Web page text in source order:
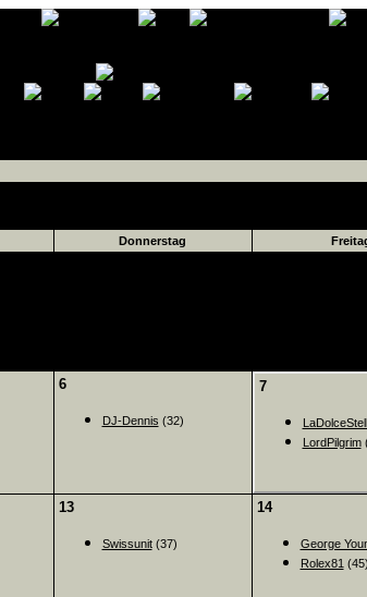
Donnerstag
6
DJ-Dennis (32)
7
LordPilgrim
13
Swissunit(37)
14
George
Rolex81 (45)